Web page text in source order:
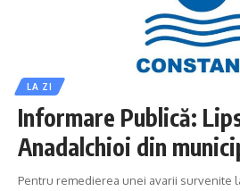
LA ZI
Informare Publică:
Anadalchioi din
Pentru remedierea unei avarii survenite